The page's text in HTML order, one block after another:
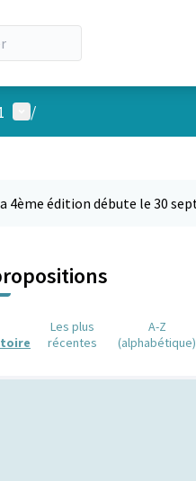
Menu utilisateur
/
4ème édition débute le 30
Les plus
récentes
A-Z
(alphabétique)